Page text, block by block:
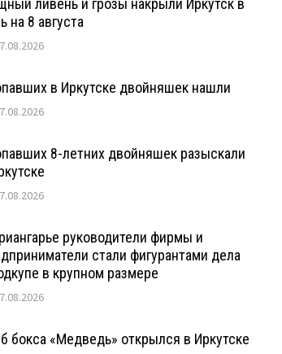
ливень и грозы накрыли Иркутск в
на 8 августа
в Иркутске двойняшек нашли
8-летних двойняшек разыскали
руководители фирмы и
стали фигурантами дела
в крупном размере
бокса «Медведь» открылся в Иркутске